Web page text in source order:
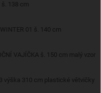
138 cm
01 š. 140 cm
VAJÍČKA š. 150 cm malý vzor
výška 310 cm plastické větvičky